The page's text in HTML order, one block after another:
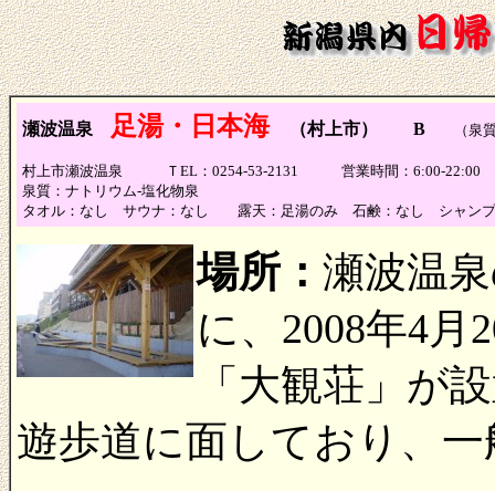
瀬波温泉 足湯・日本海 （村上市） B （泉質B
村上市瀬波温泉 ＴEL：0254-53-2131 営業時間：6:00-
泉質： ナトリウム-塩化物泉
タオル：なし サウナ：なし 露天：足湯のみ 石鹸：なし シャン
場所： 瀬波温
に、2008年4
「大観荘」が
遊歩道に面しており、